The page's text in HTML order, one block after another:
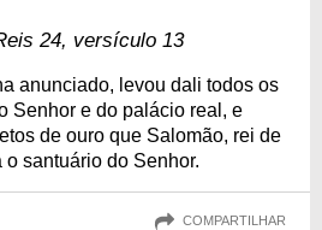
24, versículo 13
anunciado, levou dali todos os
Senhor e do palácio real, e
de ouro que Salomão, rei de
o santuário do Senhor.
COMPARTILHAR